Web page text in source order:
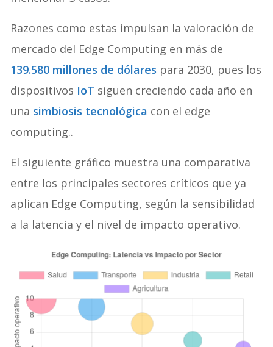
Razones como estas impulsan la valoración de
mercado del Edge Computing en más de
139.580 millones de dólares
para 2030, pues los
dispositivos
siguen creciendo cada año en
El siguiente gráfico muestra una comparativa
entre los principales sectores críticos que ya
aplican Edge Computing, según la sensibilidad